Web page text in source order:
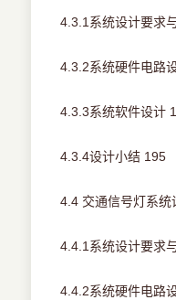
4.3.1系统设计要求
4.3.2系统硬件电路
4.3.3系统软件设计
4.3.4设计小结 195
4.4 交通信号灯系统
4.4.1系统设计要求
4.4.2系统硬件电路